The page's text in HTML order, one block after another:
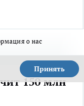
о нас
Принять
150 млн